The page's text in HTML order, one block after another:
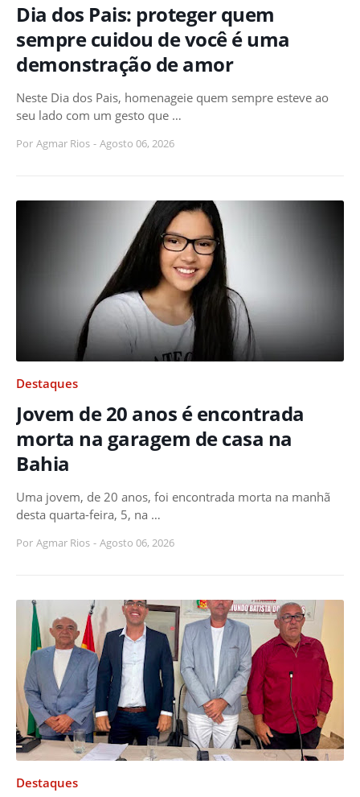
Dia dos Pais: proteger quem
sempre cuidou de você é uma
demonstração de amor
Neste Dia dos Pais, homenageie quem sempre esteve ao
seu lado com um gesto que …
Por Agmar Rios - Agosto 06, 2026
Destaques
Jovem de 20 anos é encontrada
morta na garagem de casa na
Bahia
Uma jovem, de 20 anos, foi encontrada morta na manhã
desta quarta-feira, 5, na …
Por Agmar Rios - Agosto 06, 2026
Destaques